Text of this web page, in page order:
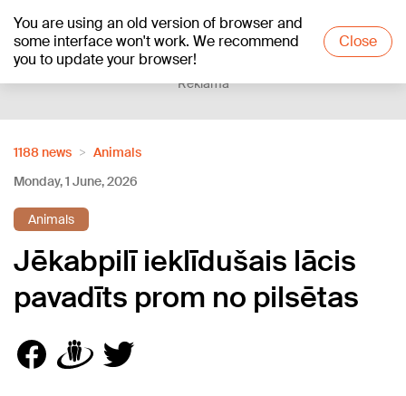
You are using an old version of browser and
some interface won't work. We recommend
you to update your browser!
Close
+25°C
Reklāma
1188 news
Animals
Monday, 1 June, 2026
Animals
Jēkabpilī ieklīdušais lācis
pavadīts prom no pilsētas